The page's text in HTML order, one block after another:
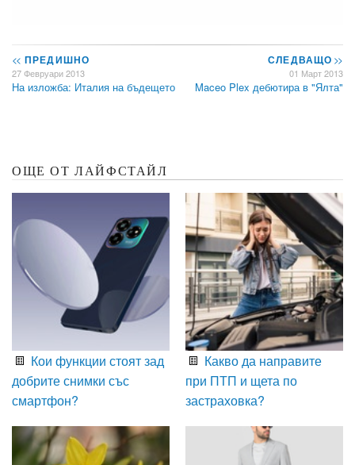
<< ПРЕДИШНО
27 Февруари 2013
На изложба: Италия на бъдещето
СЛЕДВАЩО>>
01 Март 2013
Maceo Plex дебютира в "Ялта"
ОЩЕ ОТ ЛАЙФСТАЙЛ
Кои функции стоят зад
добрите снимки със
смартфон?
Какво да направите
при ПТП и щета по
застраховка?